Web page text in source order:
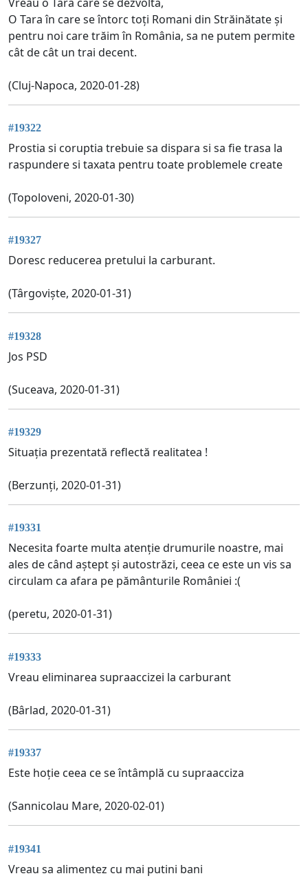
O Tara în care se întorc toți Romani din Străinătate și
pentru noi care trăim în România, sa ne putem permite
cât de cât un trai decent.
(Cluj-Napoca, 2020-01-28)
#19322
Prostia si coruptia trebuie sa dispara si sa fie trasa la
raspundere si taxata pentru toate problemele create
(Topoloveni, 2020-01-30)
#19327
Doresc reducerea pretului la carburant.
(Târgoviște, 2020-01-31)
#19328
Jos PSD
(Suceava, 2020-01-31)
#19329
Situația prezentată reflectă realitatea !
(Berzunți, 2020-01-31)
#19331
Necesita foarte multa atenție drumurile noastre, mai
ales de când aștept și autostrăzi, ceea ce este un vis sa
circulam ca afara pe pământurile României :(
(peretu, 2020-01-31)
#19333
Vreau eliminarea supraaccizei la carburant
(Bârlad, 2020-01-31)
#19337
Este hoție ceea ce se întâmplă cu supraacciza
(Sannicolau Mare, 2020-02-01)
#19341
Vreau sa alimentez cu mai putini bani